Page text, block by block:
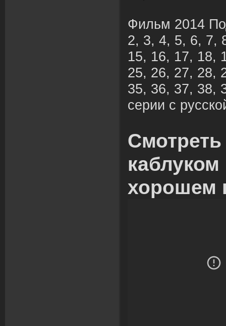
Фильм 2014
2, 3, 4, 5, 6, 7,
15, 16, 17, 18,
25, 26, 27, 28,
35, 36, 37, 38,
серии с
хорошем